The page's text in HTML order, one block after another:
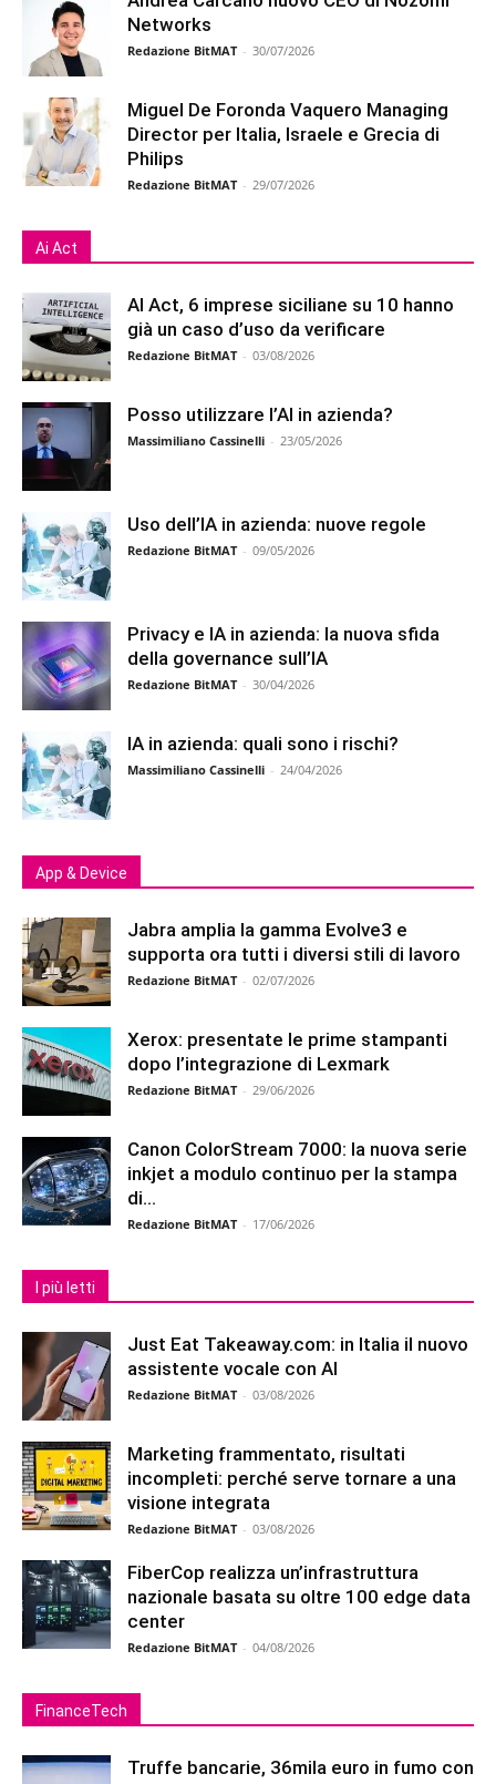
Networks
Redazione BitMAT - 30/07/2026
Miguel De Foronda Vaquero Managing
Director per Italia, Israele e Grecia di
Philips
Redazione BitMAT - 29/07/2026
Ai Act
AI Act, 6 imprese siciliane su 10 hanno
già un caso d’uso da verificare
Redazione BitMAT - 03/08/2026
Posso utilizzare l’AI in azienda?
Massimiliano Cassinelli - 23/05/2026
Uso dell’IA in azienda: nuove regole
Redazione BitMAT - 09/05/2026
Privacy e IA in azienda: la nuova sfida
della governance sull’IA
Redazione BitMAT - 30/04/2026
IA in azienda: quali sono i rischi?
Massimiliano Cassinelli - 24/04/2026
App & Device
Jabra amplia la gamma Evolve3 e
supporta ora tutti i diversi stili di lavoro
Redazione BitMAT - 02/07/2026
Xerox: presentate le prime stampanti
dopo l’integrazione di Lexmark
Redazione BitMAT - 29/06/2026
Canon ColorStream 7000: la nuova serie
inkjet a modulo continuo per la stampa
di...
Redazione BitMAT - 17/06/2026
I più letti
Just Eat Takeaway.com: in Italia il nuovo
assistente vocale con AI
Redazione BitMAT - 03/08/2026
Marketing frammentato, risultati
incompleti: perché serve tornare a una
visione integrata
Redazione BitMAT - 03/08/2026
FiberCop realizza un’infrastruttura
nazionale basata su oltre 100 edge data
center
Redazione BitMAT - 04/08/2026
FinanceTech
Truffe bancarie, 36mila euro in fumo con